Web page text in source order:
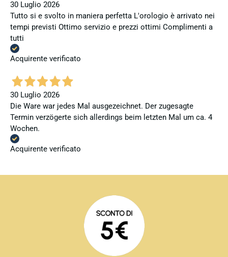
30 Luglio 2026
Tutto si e svolto in maniera perfetta L'orologio è arrivato nei
tempi previsti Ottimo servizio e prezzi ottimi Complimenti a
tutti
Acquirente verificato
30 Luglio 2026
Die Ware war jedes Mal ausgezeichnet. Der zugesagte
Termin verzögerte sich allerdings beim letzten Mal um ca. 4
Wochen.
Acquirente verificato